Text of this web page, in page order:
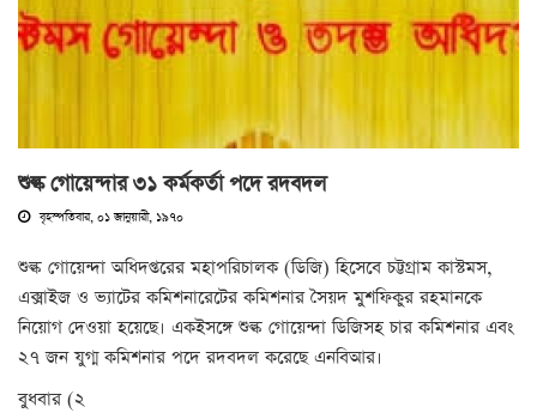
শুল্ক গোয়েন্দার ৩১ কর্মকর্তা পদে রদবদল
বৃহস্পতিবার, ০১ জানুয়ারী, ১৯৭০
শুল্ক গোয়েন্দা অধিদপ্তরের মহাপরিচালক (ডিজি) হিসেবে চট্টগ্রাম কাস্টমস,
এক্সাইজ ও ভ্যাটের কমিশনারেটের কমিশনার সৈয়দ মুশফিকুর রহমানকে
নিয়োগ দেওয়া হয়েছে। একইসঙ্গে শুল্ক গোয়েন্দা ডিজিসহ চার কমিশনার এবং
২৭ জন যুগ্ম কমিশনার পদে রদবদল করেছে এনবিআর।
বুধবার (২